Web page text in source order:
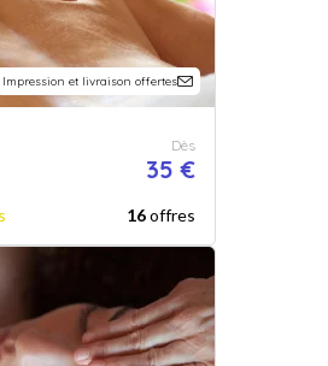
Impression et livraison offertes
Dès
35 €
16offres